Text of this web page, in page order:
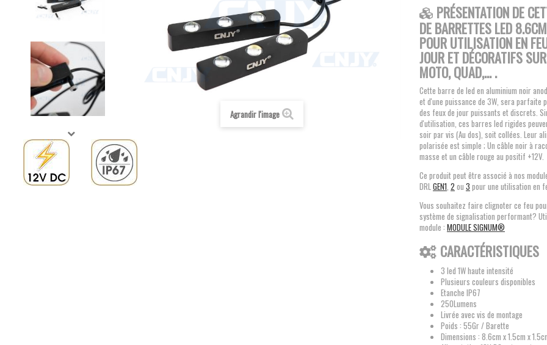
Agrandir l'image
PRÉSENTATION DE
DE BARRETTES LED
POUR UTILISATION EN
JOUR ET DÉCORATIFS
MOTO, QUAD,... .
Cette barre de led en aluminium noir
et d'une puissance de 3W, sera parfaite
des feux de jour puissants et discrets.
d'utilisation, ces barres led rigides
soir par vis (Au dos), soit collées. Leur
polarisée est simple ; Un câble noir à
masse et un câble rouge au positif +12V.
Ce produit peut être associé à nos
DRLGEN1, 2 ou 3 pour une utilisation en
Vous souhaitez faire clignoter ce feu
système de signalisation performant?
module : MODULE SIGNUM®
CARACTÉRISTIQUES
3 led 1W haute intensité
Plusieurs couleurs disponibles
Etanche IP67
250Lumens
Livrée avec vis de montage
Poids : 55Gr / Barette
Dimensions : 8.6cm x 1.5cm x